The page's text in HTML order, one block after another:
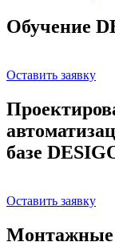
Обучение
Оставить заявку
базе
Оставить заявку
Монтажные